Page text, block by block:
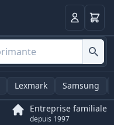
Panier
Lexmark Samsung
Entreprise familiale
depuis 1997